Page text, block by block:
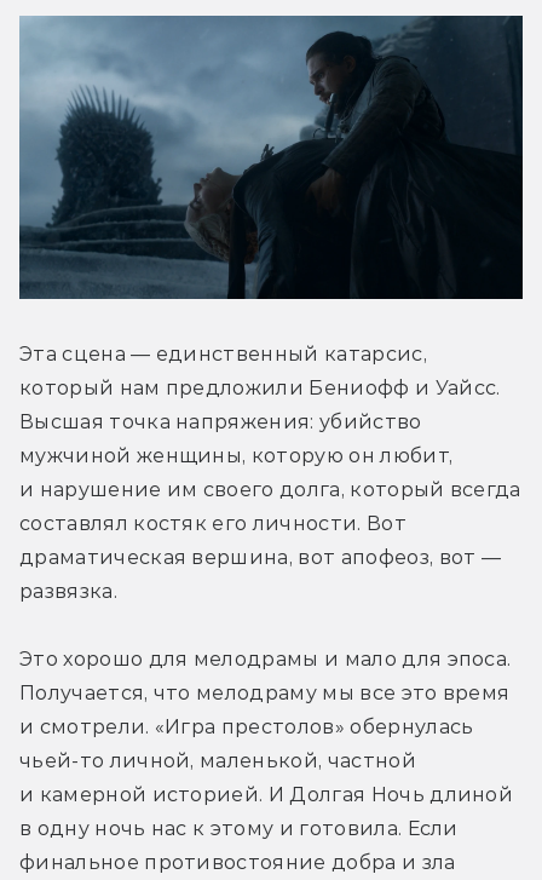
Эта сцена — единственный катарсис,
который нам предложили Бениофф и Уайсс.
Высшая точка напряжения: убийство
мужчиной женщины, которую он любит,
и нарушение им своего долга, который всегда
составлял костяк его личности. Вот
драматическая вершина, вот апофеоз, вот —
развязка.
Это хорошо для мелодрамы и мало для эпоса.
Получается, что мелодраму мы все это время
и смотрели. «Игра престолов» обернулась
чьей-то личной, маленькой, частной
и камерной историей. И Долгая Ночь длиной
в одну ночь нас к этому и готовила. Если
финальное противостояние добра и зла